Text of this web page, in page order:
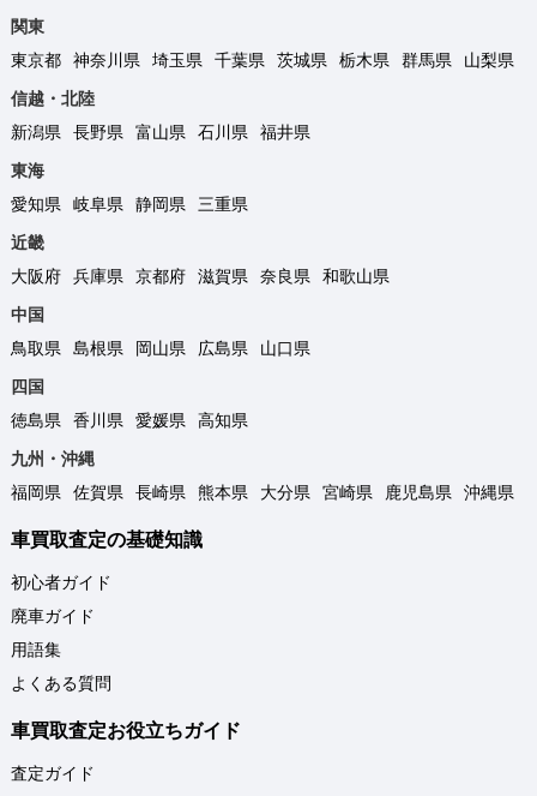
関東
東京都
神奈川県 埼玉県 千葉県 茨城県 栃木県 群馬県
山梨県
信越・北陸
新潟県
長野県 富山県 石川県
福井県
東海
愛知県
岐阜県 静岡県
三重県
近畿
大阪府
兵庫県 京都府 滋賀県 奈良県
和歌山県
中国
鳥取県
島根県 岡山県 広島県
山口県
四国
徳島県
香川県 愛媛県
高知県
九州・沖縄
福岡県
佐賀県 長崎県 熊本県 大分県 宮崎県 鹿児島県 沖縄県
車買取査定の基礎知識
初心者ガイド
廃車ガイド
用語集
よくある質問
車買取査定お役立ちガイド
査定ガイド